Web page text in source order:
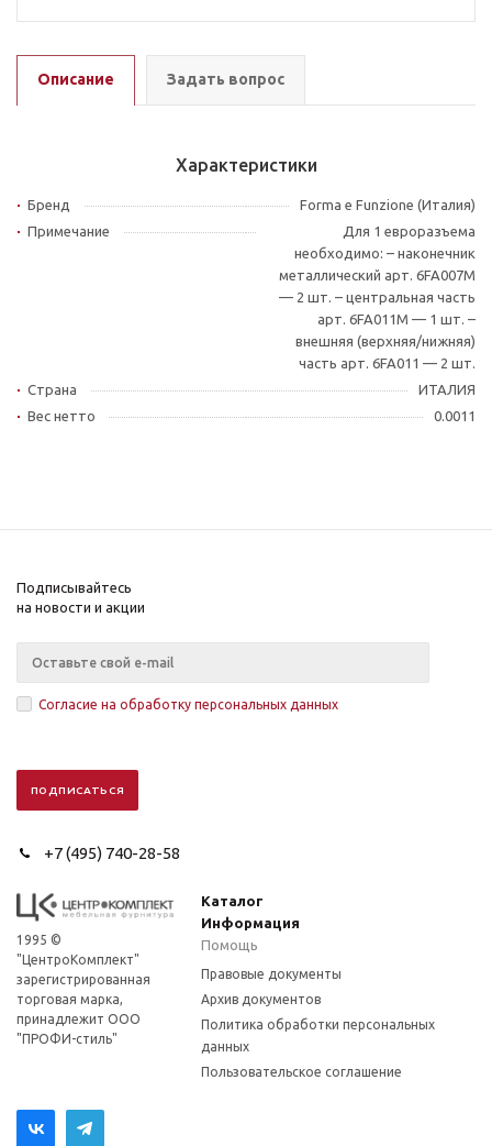
Описание Задать вопрос
Характеристики
Бренд
Forma e Funzione (Италия)
Примечание
Для 1 евроразъема
необходимо: – наконечник
металлический арт. 6FA007M
— 2 шт. – центральная часть
арт. 6FA011M — 1 шт. –
внешняя (верхняя/нижняя)
часть арт. 6FA011 — 2 шт.
Страна
ИТАЛИЯ
Вес нетто
0.0011
Подписывайтесь
на новости и акции
Согласие на обработку персональных данных
+7 (495) 740-28-58
1995 ©
"ЦентроКомплект"
зарегистрированная
торговая марка,
принадлежит ООО
"ПРОФИ-стиль"
Каталог
Информация
Помощь
Правовые документы
Архив документов
Политика обработки персональных
данных
Пользовательское соглашение